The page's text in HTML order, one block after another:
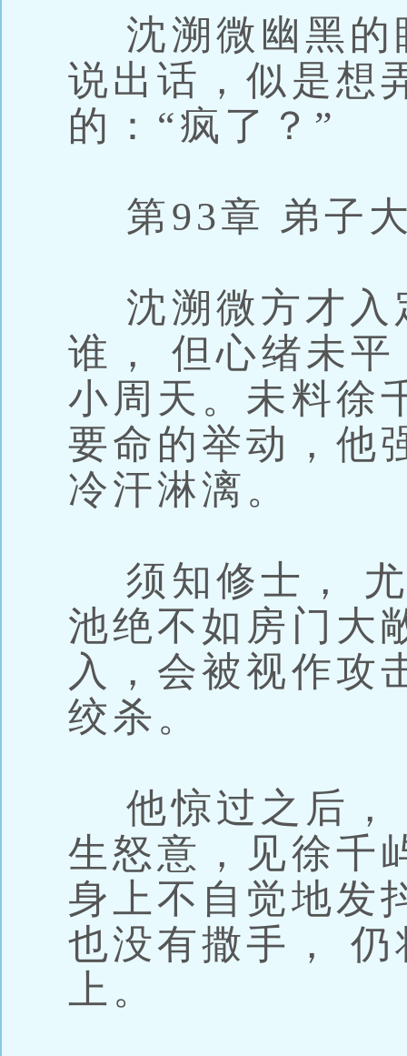
沈溯微幽黑的
说出话，似是想
的：“疯了？”
第93章 弟子
沈溯微方才入
谁， 但心绪未
小周天。未料徐
要命的举动，他
冷汗淋漓。
须知修士， 尤
池绝不如房门大
入，会被视作攻
绞杀。
他惊过之后，
生怒意，见徐千
身上不自觉地发
也没有撒手，
上。